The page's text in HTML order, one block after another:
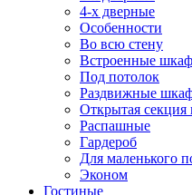
4-х дверные
Особенности
Во всю стену
Встроенные
Под потолок
Раздвижные
Открытая секция
Распашные
Гардероб
Для маленького
Эконом
Гостиные